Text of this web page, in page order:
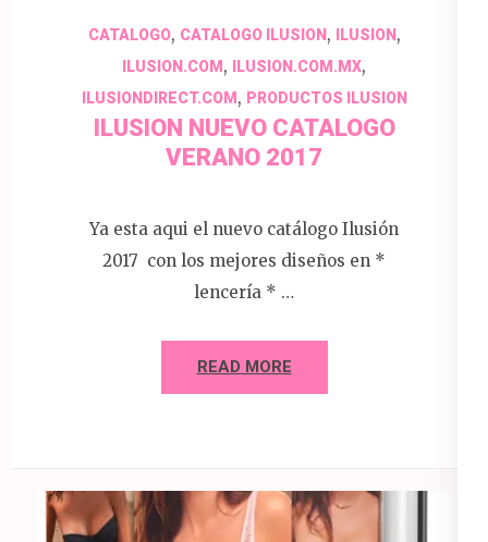
CATALOGO, CATALOGO ILUSION, ILUSION,
ILUSION.COM , ILUSION.COM.MX,
ILUSIONDIRECT.COM , PRODUCTOS ILUSION
ILUSION NUEVO CATALOGO
VERANO 2017
Ya esta aqui el nuevo catálogo Ilusión
2017 con los mejores diseños en *
lencería * …
READ MORE